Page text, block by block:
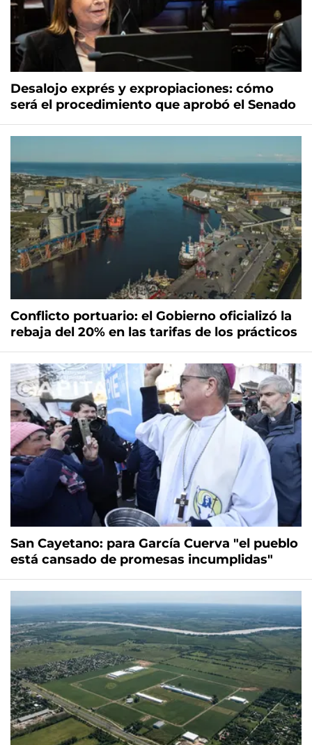
Desalojo exprés y expropiaciones: cómo
será el procedimiento que aprobó el Senado
Conflicto portuario: el Gobierno oficializó la
rebaja del 20% en las tarifas de los prácticos
San Cayetano: para García Cuerva "el pueblo
está cansado de promesas incumplidas"